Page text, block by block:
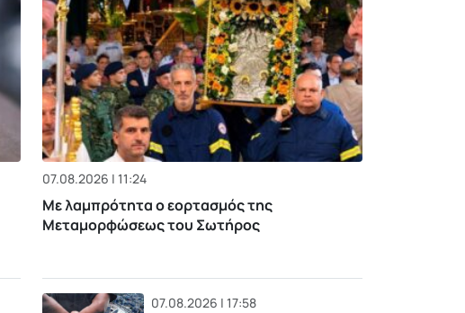
07.08.2026 | 11:24
Με λαμπρότητα ο εορτασμός της
Μεταμορφώσεως του Σωτήρος
07.08.2026 | 17:58